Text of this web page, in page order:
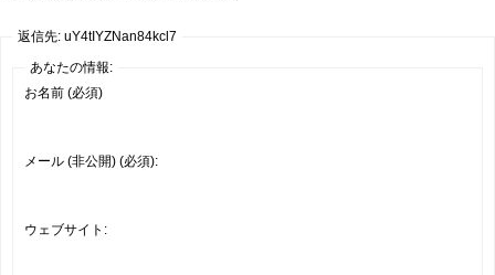
返信先: uY4tIYZNan84kcl7
あなたの情報:
お名前 (必須)
メール (非公開) (必須):
ウェブサイト: